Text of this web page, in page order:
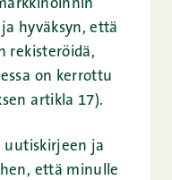
ja hyväksyn, että
rekisteröidä,
on kerrottu
artikla 17).
uutiskirjeen ja
että minulle